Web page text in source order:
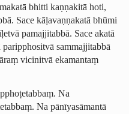
bhitti kaṇṇakitā hoti,
Sace kāḷavaṇṇakatā bhūmi
pamajjitabbā. Sace akatā
sammajjitabbā
vicinitvā ekamantaṃ
Na
Na pānīyasāmantā